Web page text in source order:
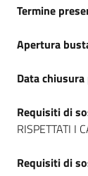
Termine
Apertura
Data
Requisiti di
RISPETTATI I
Requisiti di